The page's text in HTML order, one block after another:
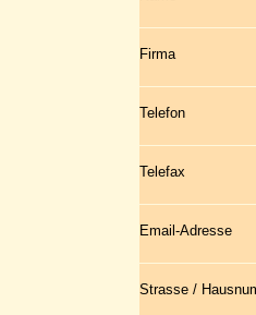
Firma
Telefon
Telefax
Email-Adresse
Strasse /